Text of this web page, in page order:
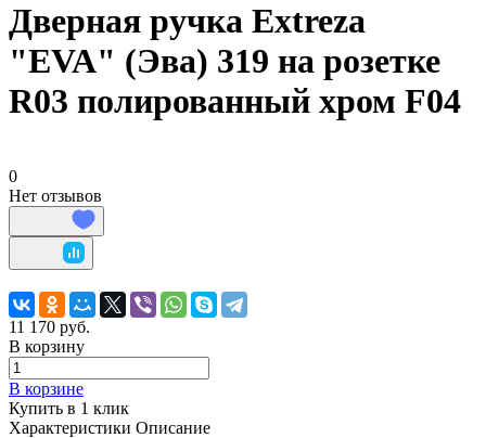
Дверная ручка Extreza
"EVA" (Эва) 319 на розетке
R03 полированный хром F04
0
Нет отзывов
11 170 руб.
В корзину
В корзине
Купить в 1 клик
Характеристики Описание